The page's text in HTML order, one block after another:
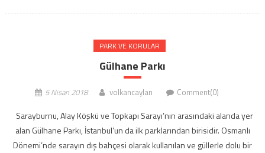
PARK VE KORULAR
Gülhane Parkı
5 Nisan 2018 volkancaylan Comment(0)
Sarayburnu, Alay Köşkü ve Topkapı Sarayı’nın arasındaki alanda yer
alan Gülhane Parkı, İstanbul’un da ilk parklarından birisidir. Osmanlı
Dönemi’nde sarayın dış bahçesi olarak kullanılan ve güllerle dolu bir